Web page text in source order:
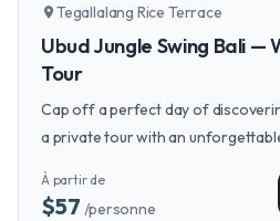
location_on Tegallalang Rice Terrace
Ubud Jungle Swing Bali —
Tour
Cap off a perfect day of
a private tour with an
À partir de
$57 /personne